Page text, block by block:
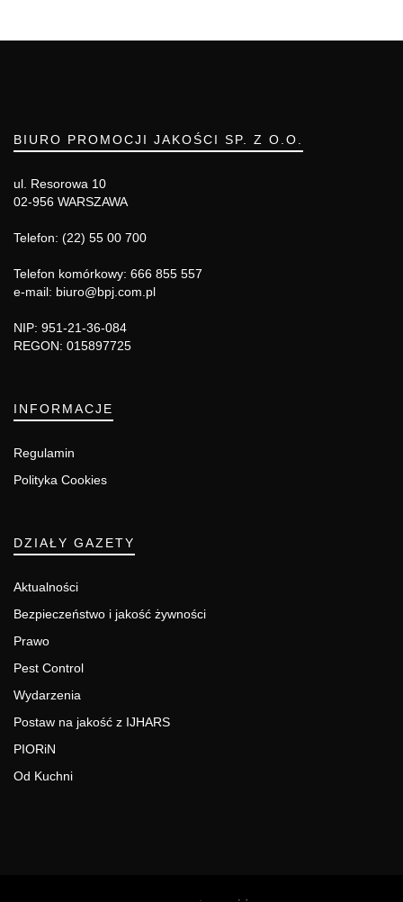
BIURO PROMOCJI JAKOŚCI SP. Z O.O.
ul. Resorowa 10
02-956 WARSZAWA
Telefon: (22) 55 00 700
Telefon komórkowy: 666 855 557
e-mail: biuro@bpj.com.pl
NIP: 951-21-36-084
REGON: 015897725
INFORMACJE
Regulamin
Polityka Cookies
DZIAŁY GAZETY
Aktualności
Bezpieczeństwo i jakość żywności
Prawo
Pest Control
Wydarzenia
Postaw na jakość z IJHARS
PIORiN
Od Kuchni